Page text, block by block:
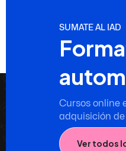
SUMATE AL IAD
Cursos online
adquisición de
Ver todos